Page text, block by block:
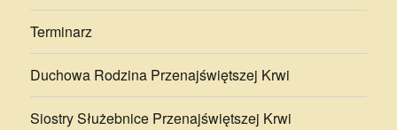
Terminarz
Duchowa Rodzina Przenajświętszej Krwi
Siostry Służebnice Przenajświętszej Krwi